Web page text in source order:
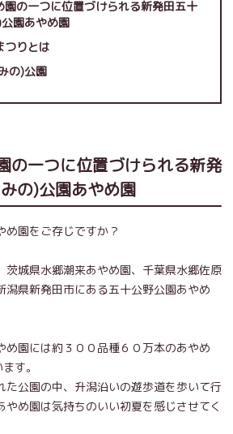
園の一つに位置づけられる新発田五十
園あやめ園
つりとは
の)公園
の一つに位置づけられる新発
の)公園あやめ園
め園をご存じですか？
茨城県水郷潮来あやめ園、千葉県水郷佐原
潟県新発田市にある五十公野公園あやめ
め園には約３００品種６０万本のあやめ
す。
た公園の中、升潟沿いの遊歩道を歩いて行
やめ園は気持ちのいい初夏を感じさせてく